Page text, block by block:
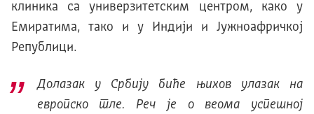
клиника са универзитетским центром, како у
Емиратима, тако и у Индији и Јужноафричкој
Републици.
Долазак у Србију биће њихов улазак на
европско тле. Реч је о веома успешној